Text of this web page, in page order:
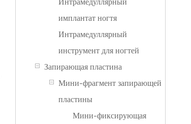
имплантат ногтя
Интрамедуллярный
инструмент для ногтей
Запирающая пластина
Мини-фрагмент запирающей
пластины
Мини-фиксирующая